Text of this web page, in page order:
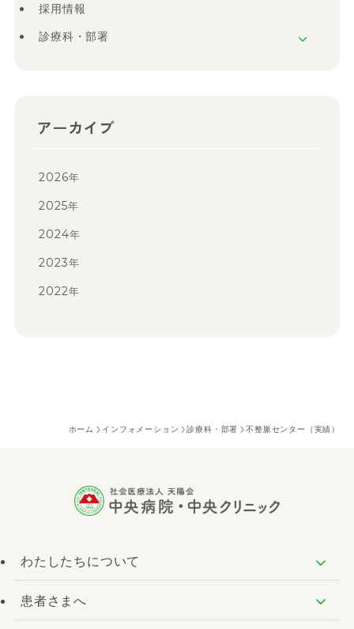
採用情報
診療科・部署
アーカイブ
2026年
2025年
2024年
2023年
2022年
ホーム インフォメーション 診療科・部署 不整脈センター（実績）
わたしたちについて
患者さまへ